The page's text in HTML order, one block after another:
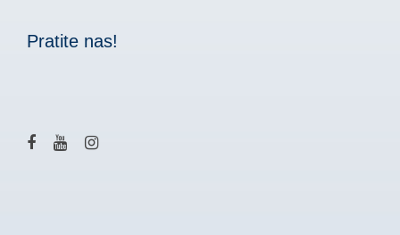
Pratite nas!